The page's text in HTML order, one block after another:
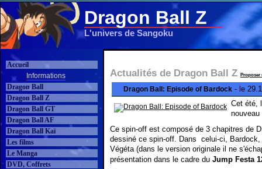
Dragon Ball Z
L'univers de Sangoku
Accueil
Informations
Dragon Ball
Dragon Ball Z
Dragon Ball GT
Dragon Ball AF
Dragon Ball Kaï
Les films
Le Manga
DVD, Coffrets
Actualités de Dragon Ball Z Proposer
Dragon Ball: Episode of Bardock - le
Cet été,
Ce spin-off est composé de 3 chapitres de
dessiné ce spin-off. Dans celui-ci,
Végéta (dans le version originale il ne
présentation dans le cadre du Jump Festa